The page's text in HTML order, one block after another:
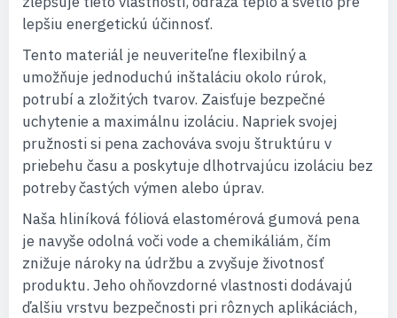
lepšiu energetickú účinnosť.
Tento materiál je neuveriteľne flexibilný a
umožňuje jednoduchú inštaláciu okolo rúrok,
potrubí a zložitých tvarov. Zaisťuje bezpečné
uchytenie a maximálnu izoláciu. Napriek svojej
pružnosti si pena zachováva svoju štruktúru v
priebehu času a poskytuje dlhotrvajúcu izoláciu bez
potreby častých výmen alebo úprav.
Naša hliníková fóliová elastomérová gumová pena
je navyše odolná voči vode a chemikáliám, čím
znižuje nároky na údržbu a zvyšuje životnosť
produktu. Jeho ohňovzdorné vlastnosti dodávajú
ďalšiu vrstvu bezpečnosti pri rôznych aplikáciách,